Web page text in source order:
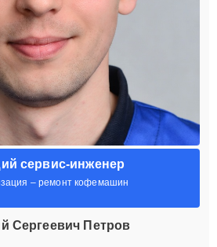
сервис-инженер
– ремонт кофемашин
Сергеевич Петров